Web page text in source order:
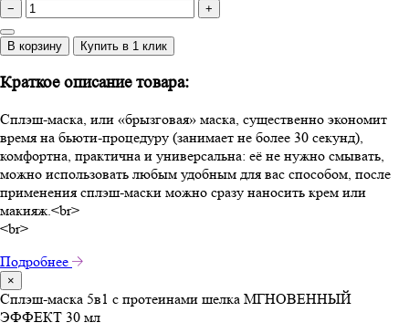
− +
В корзину Купить в 1 клик
Краткое описание товара:
Сплэш-маска, или «брызговая» маска, существенно экономит
время на бьюти-процедуру (занимает не более 30 секунд),
комфортна, практична и универсальна: её не нужно смывать,
можно использовать любым удобным для вас способом, после
применения сплэш-маски можно сразу наносить крем или
макияж.<br>
<br>
Подробнее
×
Сплэш-маска 5в1 с протеинами шелка МГНОВЕННЫЙ
ЭФФЕКТ 30 мл